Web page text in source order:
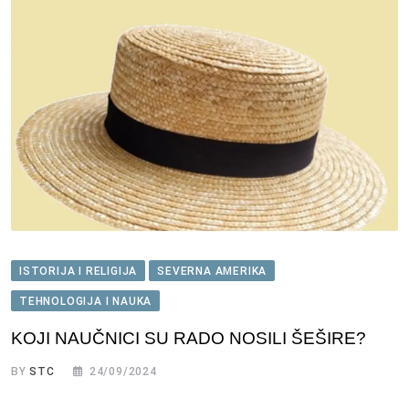
ISTORIJA I RELIGIJA SEVERNA AMERIKA
TEHNOLOGIJA I NAUKA
KOJI NAUČNICI SU RADO NOSILI ŠEŠIRE?
BYSTC 24/09/2024